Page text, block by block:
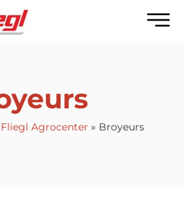
Fliegl Agrocenter » Broyeurs